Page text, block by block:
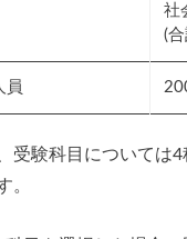
社
(
員
受験科目については
。